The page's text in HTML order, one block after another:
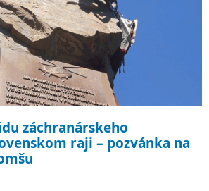
záchranárskeho
raji – pozvánka na